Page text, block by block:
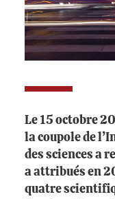
Le 15 octobre
la coupole de
des sciences a
a attribués en
quatre